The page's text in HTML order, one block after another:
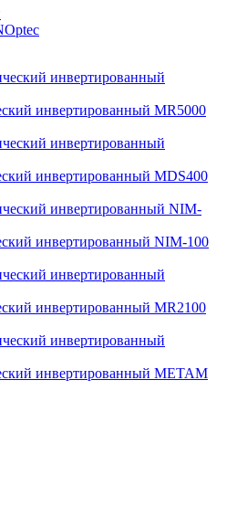
инвертированный MR5000
инвертированный MDS400
инвертированный NIM-100
инвертированный MR2100
инвертированный METAM